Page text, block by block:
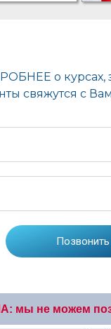
мы не можем